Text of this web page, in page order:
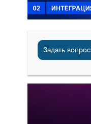
Задать вопрос